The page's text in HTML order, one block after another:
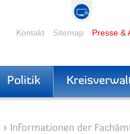
Kontakt Sitemap Presse &
Politik
Informationen der